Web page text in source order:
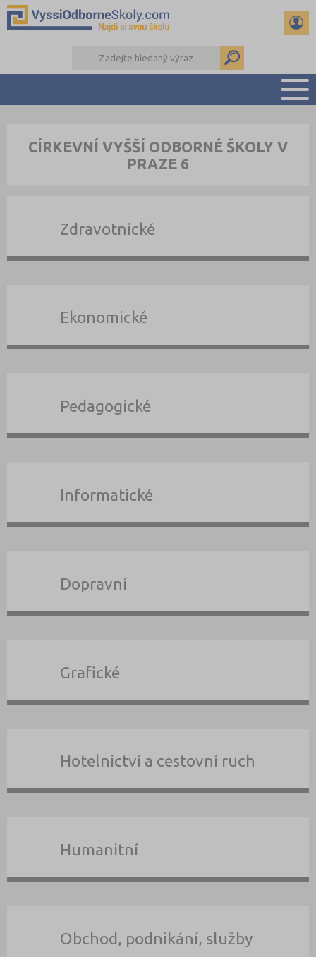
PŘÍPRAVA NA PŘIJÍMAČKY
KALENDÁŘ AKCÍ
CÍRKEVNÍ VYŠŠÍ ODBORNÉ ŠKOLY V
PRAZE 6
Zdravotnické
Ekonomické
Pedagogické
Informatické
Dopravní
Grafické
Hotelnictví a cestovní ruch
Humanitní
Obchod, podnikání, služby